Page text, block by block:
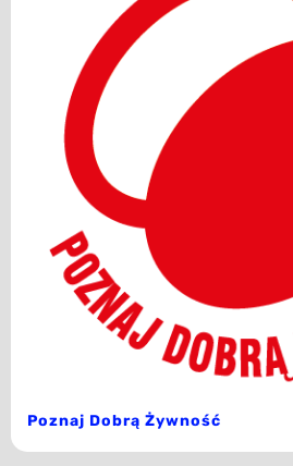
Poznaj Dobrą Żywność